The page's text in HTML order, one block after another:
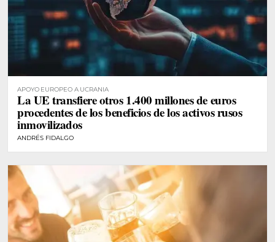
APOYO EUROPEO A UCRANIA
La UE transfiere otros 1.400 millones de euros
procedentes de los beneficios de los activos rusos
inmovilizados
ANDRÉS FIDALGO